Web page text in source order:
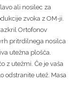
ali nosilec za
zvoka z OM-ji.
Ortofonov
pritrdilnega nosilca
utežna plošča.
z utežmi. Če je vaša
odstranite utež. Masa